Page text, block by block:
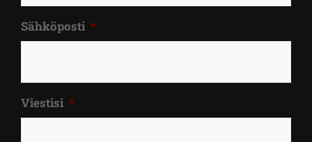
Sähköposti *
Viestisi *